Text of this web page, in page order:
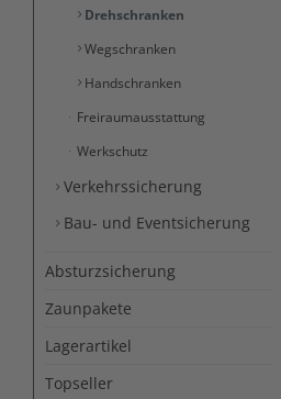
Drehschranken
Wegschranken
Handschranken
Freiraumausstattung
Werkschutz
Verkehrssicherung
Bau- und Eventsicherung
Absturzsicherung
Zaunpakete
Lagerartikel
Topseller